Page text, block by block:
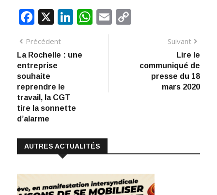
F
e
b
o
o
k
X Li
e
W E
Précédent
La Rochelle : une
entreprise
souhaite
reprendre le
travail, la CGT
tire la sonnette
d’alarme
Suivant
Lire le
communiqué de
presse du 18
mars 2020
AUTRES ACTUALITÉS